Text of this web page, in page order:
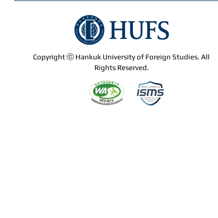
Copyright ⓒ Hankuk University of Foreign Studies. All
Rights Reserved.